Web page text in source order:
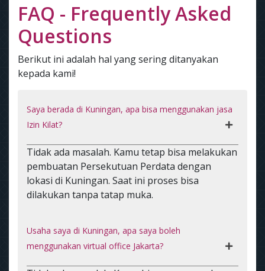
FAQ - Frequently Asked
Questions
Berikut ini adalah hal yang sering ditanyakan
kepada kami!
Saya berada di Kuningan, apa bisa menggunakan jasa
Izin Kilat?
Tidak ada masalah. Kamu tetap bisa melakukan
pembuatan Persekutuan Perdata dengan
lokasi di Kuningan. Saat ini proses bisa
dilakukan tanpa tatap muka.
Usaha saya di Kuningan, apa saya boleh
menggunakan virtual office Jakarta?